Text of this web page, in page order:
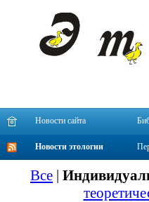
Новости сайта
Новости этологии
Все |